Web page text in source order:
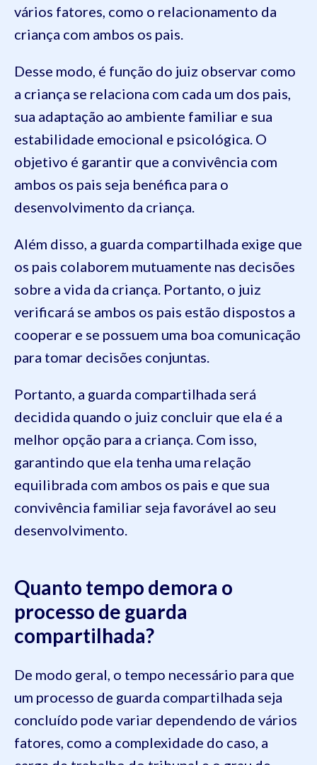
vários fatores, como o relacionamento da
criança com ambos os pais.
Desse modo, é função do juiz observar como
a criança se relaciona com cada um dos pais,
sua adaptação ao ambiente familiar e sua
estabilidade emocional e psicológica. O
objetivo é garantir que a convivência com
ambos os pais seja benéfica para o
desenvolvimento da criança.
Além disso, a guarda compartilhada exige que
os pais colaborem mutuamente nas decisões
sobre a vida da criança. Portanto, o juiz
verificará se ambos os pais estão dispostos a
cooperar e se possuem uma boa comunicação
para tomar decisões conjuntas.
Portanto, a guarda compartilhada será
decidida quando o juiz concluir que ela é a
melhor opção para a criança. Com isso,
garantindo que ela tenha uma relação
equilibrada com ambos os pais e que sua
convivência familiar seja favorável ao seu
desenvolvimento.
Quanto tempo demora o
processo de guarda
compartilhada?
De modo geral, o tempo necessário para que
um processo de guarda compartilhada seja
concluído pode variar dependendo de vários
fatores, como a complexidade do caso, a